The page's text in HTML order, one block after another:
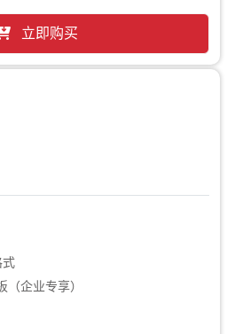
立即购买
式
企业专享）